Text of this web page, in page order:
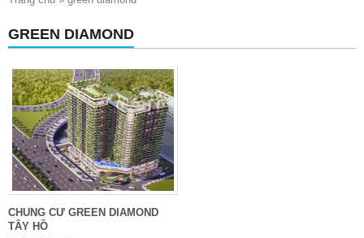
GREEN DIAMOND
CHUNG CƯ GREEN DIAMOND
TÂY HỒ